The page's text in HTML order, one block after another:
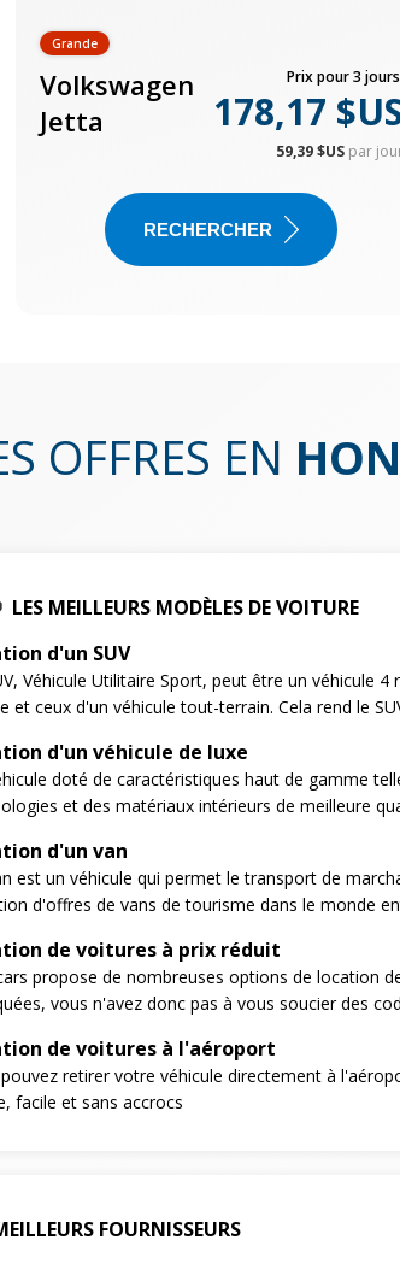
Grande
Volkswagen
Jetta
Prix pour 3
178,17
59,39 $US par
RECHERCHER
OFFRES EN
LES MEILLEURS MODÈLES DE VOITURE
d'un SUV
Véhicule Utilitaire Sport, peut être un véhicule
et ceux d'un véhicule tout-terrain. Cela rend le
d'un véhicule de luxe
doté de caractéristiques haut de gamme
et des matériaux intérieurs de meilleure
d'un van
est un véhicule qui permet le transport de
d'offres de vans de tourisme dans le monde
de voitures à prix réduit
propose de nombreuses options de location
vous n'avez donc pas à vous soucier des
de voitures à l'aéroport
retirer votre véhicule directement à
facile et sans accrocs
FOURNISSEURS